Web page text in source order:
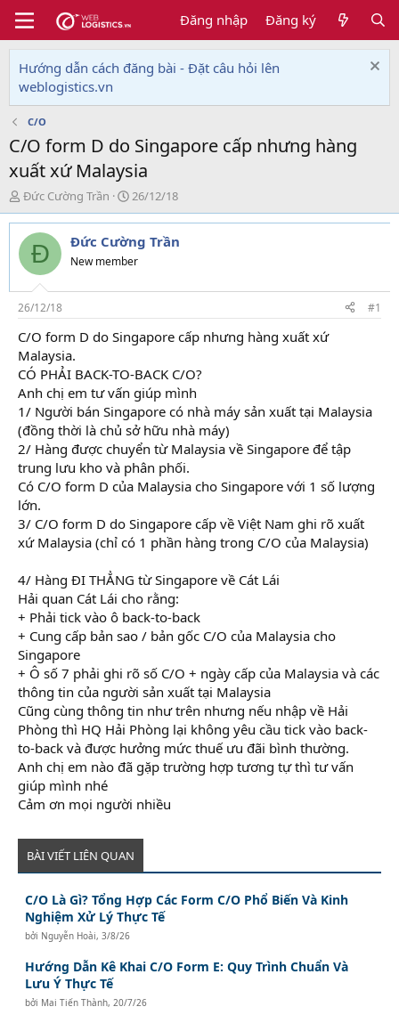
Đăng nhập Đăng ký
Hướng dẫn cách đăng bài - Đặt câu hỏi lên
weblogistics.vn
C/O
C/O form D do Singapore cấp nhưng hàng
xuất xứ Malaysia
T
h
r
e
d
s
t
a
r
t
e
r
Đức Cường Trần
N
g
à
y
g
i
26/12/18
Đ Đức Cường Trần
New member
26/12/18 #1
C/O form D do Singapore cấp nhưng hàng xuất xứ
Malaysia.
CÓ PHẢI BACK-TO-BACK C/O?
Anh chị em tư vấn giúp mình
1/ Người bán Singapore có nhà máy sản xuất tại Malaysia
(đồng thời là chủ sở hữu nhà máy)
2/ Hàng được chuyển từ Malaysia về Singapore để tập
trung lưu kho và phân phối.
Có C/O form D của Malaysia cho Singapore với 1 số lượng
lớn.
3/ C/O form D do Singapore cấp về Việt Nam ghi rõ xuất
xứ Malaysia (chỉ có 1 phần hàng trong C/O của Malaysia)
4/ Hàng ĐI THẲNG từ Singapore về Cát Lái
Hải quan Cát Lái cho rằng:
+ Phải tick vào ô back-to-back
+ Cung cấp bản sao / bản gốc C/O của Malaysia cho
Singapore
+ Ô số 7 phải ghi rõ số C/O + ngày cấp của Malaysia và các
thông tin của người sản xuất tại Malaysia
Cũng cùng thông tin như trên nhưng nếu nhập về Hải
Phòng thì HQ Hải Phòng lại không yêu cầu tick vào back-
to-back và được hưởng mức thuế ưu đãi bình thường.
Anh chị em nào đã gặp trường hợp tương tự thì tư vấn
giúp mình nhé
Cảm ơn mọi người nhiều
BÀI VIẾT LIÊN QUAN
C/O Là Gì? Tổng Hợp Các Form C/O Phổ Biến Và Kinh
Nghiệm Xử Lý Thực Tế
bởi Nguyễn Hoài,3/8/26
Hướng Dẫn Kê Khai C/O Form E: Quy Trình Chuẩn Và
Lưu Ý Thực Tế
bởi Mai Tiến Thành, 20/7/26